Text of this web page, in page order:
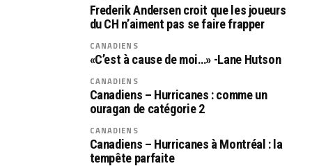
Frederik Andersen croit que les joueurs
du CH n’aiment pas se faire frapper
CANADIENS
«C’est à cause de moi…» -Lane Hutson
CANADIENS
Canadiens – Hurricanes : comme un
ouragan de catégorie 2
CANADIENS
Canadiens – Hurricanes à Montréal : la
tempête parfaite